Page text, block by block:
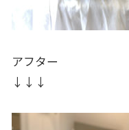
アフター
↓↓↓